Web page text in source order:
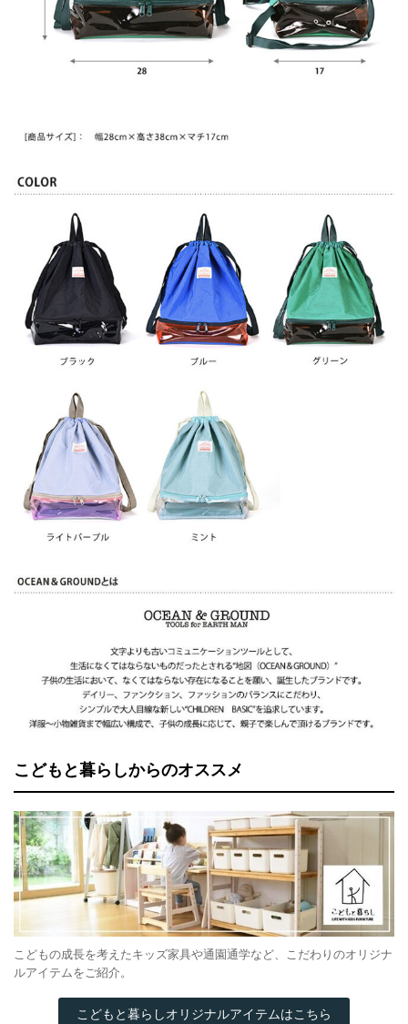
こどもと暮らしからのオススメ
こどもの成長を考えたキッズ家具や通園通学など、こだわりのオリジナ
ルアイテムをご紹介。
こどもと暮らしオリジナルアイテムはこちら